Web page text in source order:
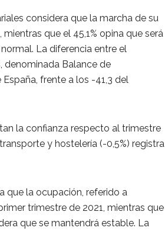
considera que la marcha de su
que el 45,1% opina que será
La diferencia entre el
denominada Balance de
frente a los -41,3 del
la confianza respecto al trimestre
y hostelería (-0,5%) registra
que la ocupación, referido a
trimestre de 2021, mientras que
que se mantendrá estable. La